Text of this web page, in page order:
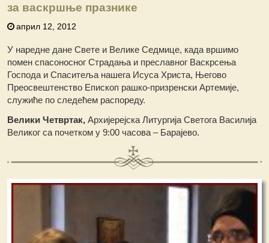
за васкршње празнике
април 12, 2012
У наредне дане Свете и Велике Седмице, када вршимо
помен спасоносног Страдања и преславног Васкрсења
Господа и Спаситеља нашега Исуса Христа, Његово
Преосвештенство Епископ рашко-призренски Артемије,
служиће по следећем распореду.
Велики Четвртак, Архијерејска Литургија Светога Василија
Великог са почетком у 9:00 часова – Барајево.